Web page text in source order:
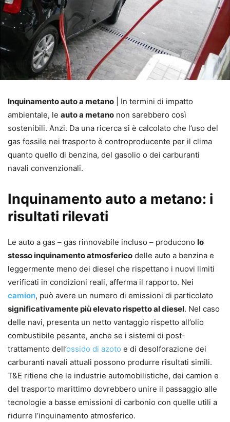
Inquinamento auto a metano | In termini di impatto
ambientale, le auto a metano non sarebbero così
sostenibili. Anzi. Da una ricerca si è calcolato che l’uso del
gas fossile nei trasporto è controproducente per il clima
quanto quello di benzina, del gasolio o dei carburanti
navali convenzionali.
Inquinamento auto a metano: i
risultati rilevati
Le auto a gas – gas rinnovabile incluso – producono lo
stesso inquinamento atmosferico delle auto a benzina e
leggermente meno dei diesel che rispettano i nuovi limiti
verificati in condizioni reali, afferma il rapporto. Nei
camion, può avere un numero di emissioni di particolato
significativamente più elevato rispetto al diesel. Nel caso
delle navi, presenta un netto vantaggio rispetto all’olio
combustibile pesante, anche se i sistemi di post-
trattamento dell’ossido di azoto e di desolforazione dei
carburanti navali attuali possono produrre risultati simili.
T&E ritiene che le industrie automobilistiche, dei camion e
del trasporto marittimo dovrebbero unire il passaggio alle
tecnologie a basse emissioni di carbonio con quelle utili a
ridurre l’inquinamento atmosferico.